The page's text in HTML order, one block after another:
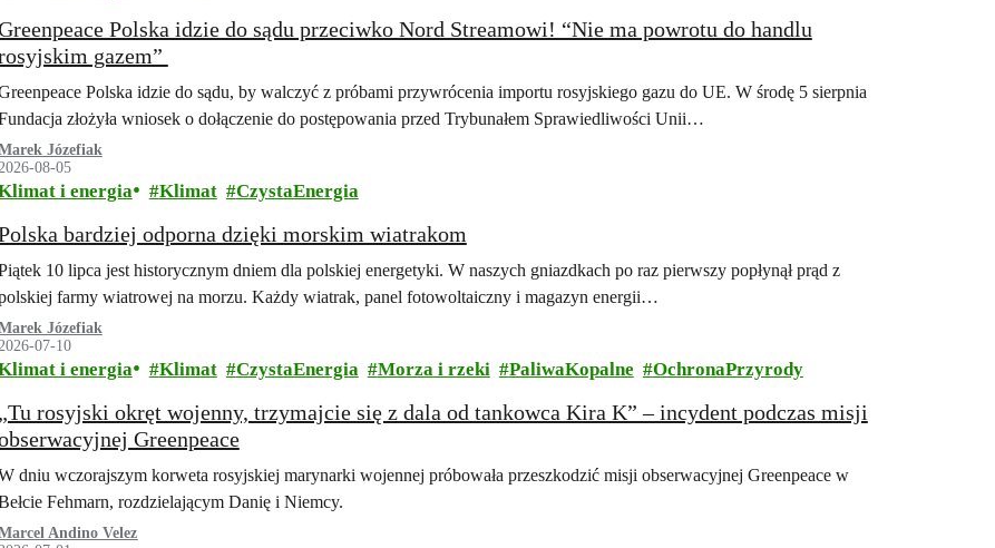
Polska idzie do sądu przeciwko Nord Streamowi! “Nie ma powrotu do handlu
gazem”
Polska idzie do sądu, by walczyć z próbami przywrócenia importu rosyjskiego gazu do UE. W środę 5 sierpnia
złożyła wniosek o dołączenie do postępowania przed Trybunałem Sprawiedliwości Unii…
Józefiak
08-05
i energia Klimat CzystaEnergia
bardziej odporna dzięki morskim wiatrakom
10 lipca jest historycznym dniem dla polskiej energetyki. W naszych gniazdkach po raz pierwszy popłynął prąd z
farmy wiatrowej na morzu. Każdy wiatrak, panel fotowoltaiczny i magazyn energii…
Józefiak
07-10
i energia Klimat CzystaEnergia Morza i rzeki PaliwaKopalne OchronaPrzyrody
„Tu rosyjski okręt wojenny, trzymajcie się z dala od tankowca Kira K” – incydent podczas misji
Greenpeace
dniu wczorajszym korweta rosyjskiej marynarki wojennej próbowała przeszkodzić misji obserwacyjnej Greenpeace w
Fehmarn, rozdzielającym Danię i Niemcy.
Andino Velez